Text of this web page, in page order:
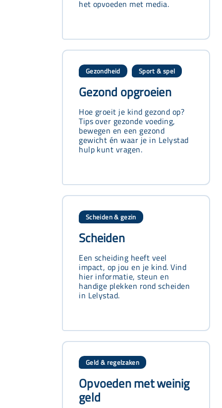
het opvoeden met media.
Gezondheid , Sport & spel
Gezond opgroeien
Hoe groeit je kind gezond op?
Tips over gezonde voeding,
bewegen en een gezond
gewicht én waar je in Lelystad
hulp kunt vragen.
Scheiden & gezin
Scheiden
Een scheiding heeft veel
impact, op jou en je kind. Vind
hier informatie, steun en
handige plekken rond scheiden
in Lelystad.
Geld & regelzaken
Opvoeden met weinig
geld